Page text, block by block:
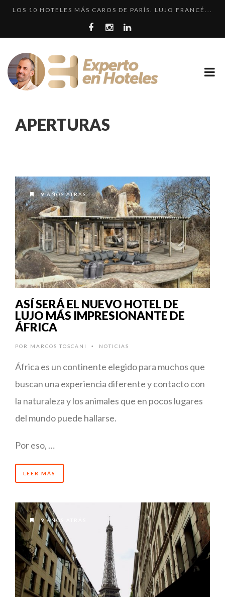
LOS 10 HOTELES MÁS CAROS DE PARÍS. LUJO FRANCÉ...
CRÍTICA • RENAISSANCE SÃO PAULO: DOS HOTELES E...
LLEGA EL HOTEL W PLAYA DEL CARMEN. ¿CUÁNDO SER...
¿CUÁL ES LA DIFERENCIA HAY ENTRE HOTEL, HOSTEL...
APERTURAS
9 AÑOS ATRÁS
ASÍ SERÁ EL NUEVO HOTEL DE
LUJO MÁS IMPRESIONANTE DE
ÁFRICA
POR MARCOS TOSCANI • NOTICIAS
África es un continente elegido para muchos que
buscan una experiencia diferente y contacto con
la naturaleza y los animales que en pocos lugares
del mundo puede hallarse.
Por eso, …
LEER MÁS
9 AÑOS ATRÁS